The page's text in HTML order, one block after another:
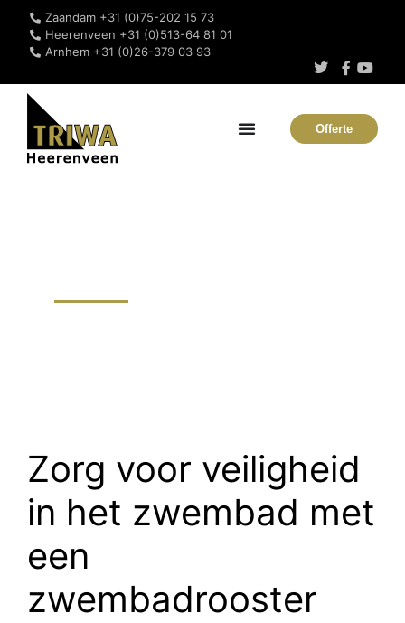
Zaandam +31 (0)75-202 15 73
Heerenveen +31 (0)513-64 81 01
Arnhem +31 (0)26-379 03 93
Offerte
Zorg voor veiligheid
in het zwembad met
een
zwembadrooster